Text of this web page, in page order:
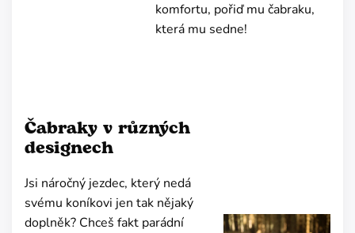
komfortu, pořiď mu čabraku,
která mu sedne!
Čabraky v různých
designech
Jsi náročný jezdec, který nedá
svému koníkovi jen tak nějaký
doplněk? Chceš fakt parádní